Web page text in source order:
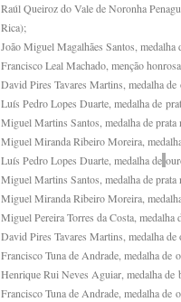
Raúl Queiroz do Vale de Noronha
Rica);
João Miguel Magalhães Santos,
Francisco Leal Machado, menção
David Pires Tavares Martins, medalha
Luís Pedro Lopes Duarte, medalha de
Miguel Martins Santos, medalha de
Miguel Miranda Ribeiro Moreira,
Luís Pedro Lopes Duarte, medalha de
Miguel Martins Santos, medalha de
Miguel Miranda Ribeiro Moreira,
Miguel Pereira Torres da Costa,
David Pires Tavares Martins, medalha
Francisco Tuna de Andrade, medalha
Henrique Rui Neves Aguiar, medalha
Francisco Tuna de Andrade, medalha